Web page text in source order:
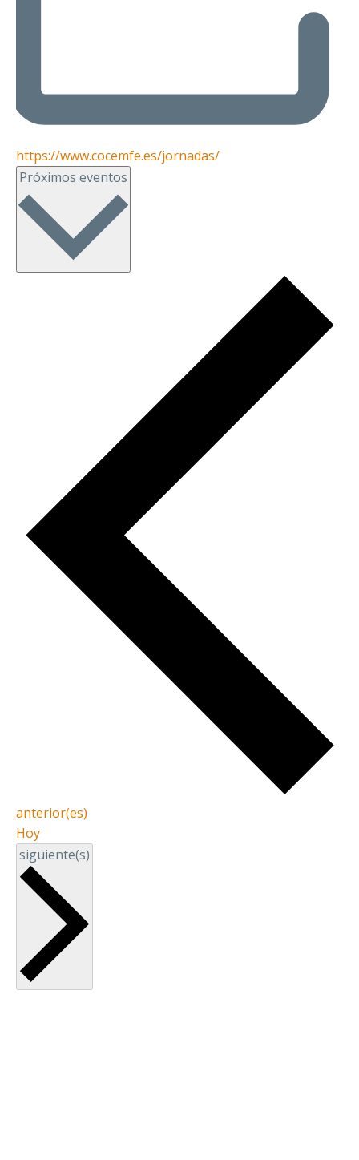
https://www.cocemfe.es/jornadas/
Próximos eventos
Eventos
anterior(es)
Hoy
Eventos
siguiente(s)